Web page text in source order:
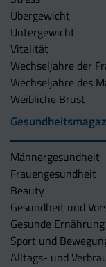
Übergewicht
Untergewicht
Vitalität
Wechseljahre der
Wechseljahre des
Weibliche Brust
Männergesundheit
Frauengesundheit
Beauty
Gesundheit und
Gesunde Ernährung
Sport und
Alltags- und